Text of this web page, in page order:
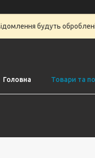
будуть
Головна Товари та